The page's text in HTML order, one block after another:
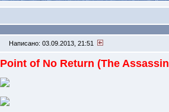
Написано: 03.09.2013, 21:51
Point of No Return (The